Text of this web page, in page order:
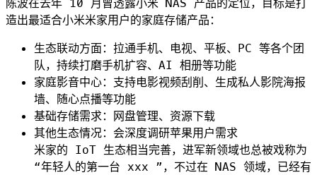
陈波在去年 10 月曾透露小米 NAS 产品的定位，目标是打
造出最适合小米米家用户的家庭存储产品：
生态联动方面：拉通手机、电视、平板、PC 等各个团
队，持续打磨手机扩容、AI 相册等功能
家庭影音中心：支持电影视频刮削、生成私人影院海报
墙、随心点播等功能
基础存储需求：网盘管理、资源下载
其他生态情况：会深度调研苹果用户需求
米家的 IoT 生态相当完善，进军新领域也总被戏称为
“年轻人的第一台 xxx ”，不过在 NAS 领域，已经有